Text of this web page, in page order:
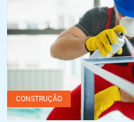
CONSTRUÇÃO